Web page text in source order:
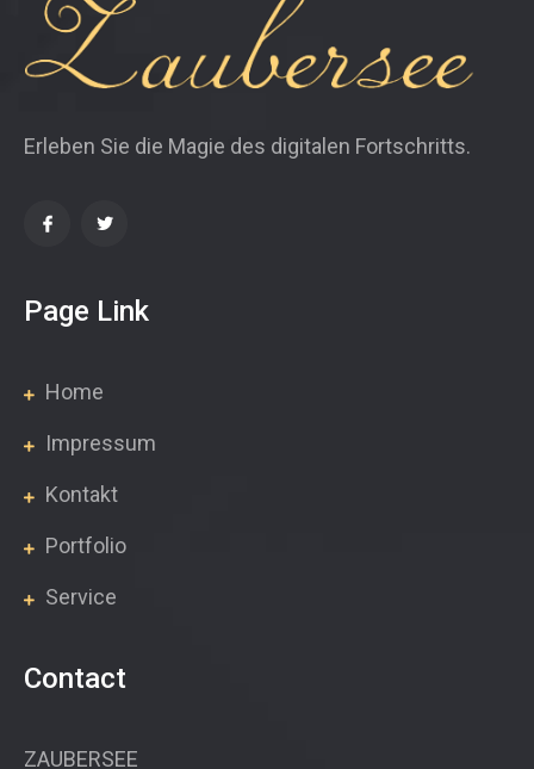
Erleben Sie die Magie des digitalen Fortschritts.
Page Link
Home
Impressum
Kontakt
Portfolio
Service
Contact
ZAUBERSEE